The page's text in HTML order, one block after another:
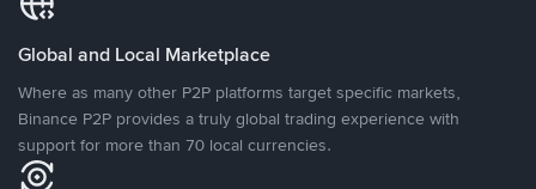
Global and Local Marketplace
Where as many other P2P platforms target specific markets,
Binance P2P provides a truly global trading experience with
support for more than 70 local currencies.